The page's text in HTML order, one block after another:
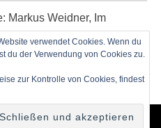
Markus Weidner, Im
E-Mail:
Michel
Catch Themes
verwendet Cookies. Wenn du
du der Verwendung von Cookies zu.
zur Kontrolle von Cookies, findest